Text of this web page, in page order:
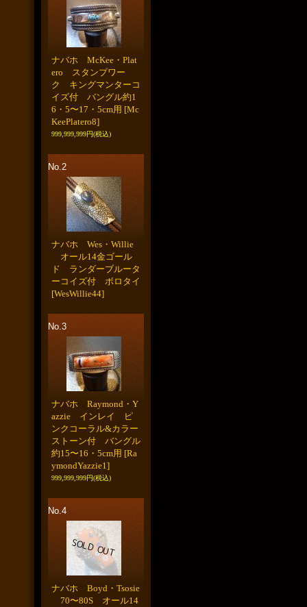
ナバホ McKee・Plat
ero スタンプワー
ク キングマンターコ
イズ付 バングル約1
6・5〜17・5cm用 [Mc
KeePlatero8]
999,999,999円(税込)
No.2
ナバホ Wes・Willie
オール14金ゴール
ド ランダーブルータ
ーコイズ付 ボロタイ
[WesWillie44]
No.3
ナバホ Raymond・Y
azzie インレイ ピ
ンクコーラル&カラー
ストーン付 バングル
約15〜16・5cm用 [Ra
ymondYazzie1]
999,999,999円(税込)
No.4
ナバホ Boyd・Tsosie
70〜80S オール14